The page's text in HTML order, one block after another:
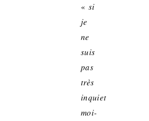
« si
je
ne
suis
pas
très
inquiet
moi-